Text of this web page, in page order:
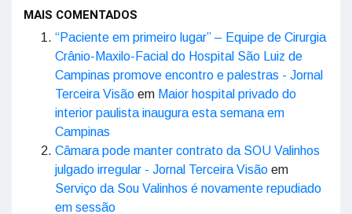
MAIS COMENTADOS
“Paciente em primeiro lugar” – Equipe de Cirurgia
Crânio-Maxilo-Facial do Hospital São Luiz de
Campinas promove encontro e palestras - Jornal
Terceira Visão em Maior hospital privado do
interior paulista inaugura esta semana em
Campinas
Câmara pode manter contrato da SOU Valinhos
julgado irregular - Jornal Terceira Visão em
Serviço da Sou Valinhos é novamente repudiado
em sessão